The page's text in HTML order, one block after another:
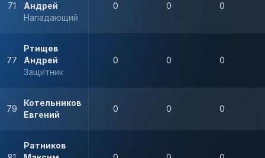
71
Андрей
Нападающий
0 0 0
77
Ртищев
Андрей
Защитник
0 0 0
79
Котельников
Евгений
0 0 0
Ратников